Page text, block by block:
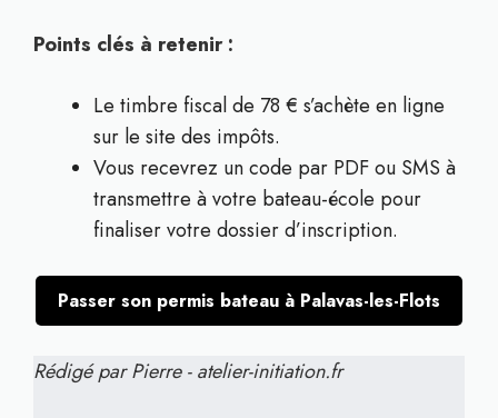
Points clés à retenir :
Le timbre fiscal de 78 € s’achète en ligne
sur le site des impôts.
Vous recevrez un code par PDF ou SMS à
transmettre à votre bateau-école pour
finaliser votre dossier d’inscription.
Passer son permis bateau à Palavas-les-Flots
Rédigé par Pierre - atelier-initiation.fr